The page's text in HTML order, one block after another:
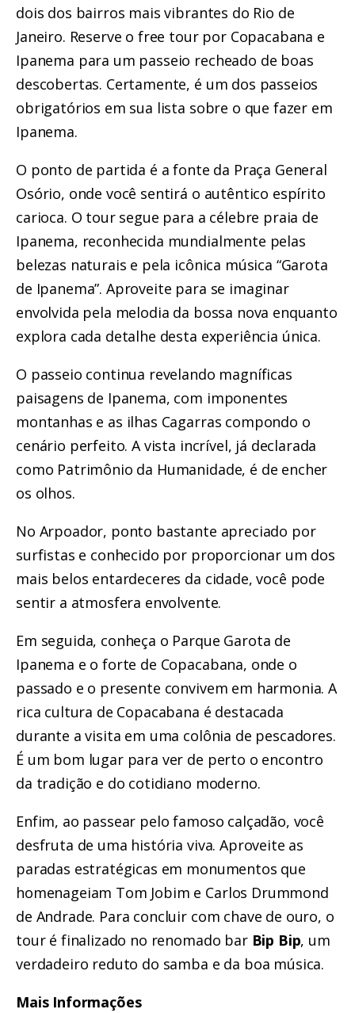
dois dos bairros mais vibrantes do Rio de
Janeiro. Reserve o free tour por Copacabana e
Ipanema para um passeio recheado de boas
descobertas. Certamente, é um dos passeios
obrigatórios em sua lista sobre o que fazer em
Ipanema.
O ponto de partida é a fonte da Praça General
Osório, onde você sentirá o autêntico espírito
carioca. O tour segue para a célebre praia de
Ipanema, reconhecida mundialmente pelas
belezas naturais e pela icônica música “Garota
de Ipanema”. Aproveite para se imaginar
envolvida pela melodia da bossa nova enquanto
explora cada detalhe desta experiência única.
O passeio continua revelando magníficas
paisagens de Ipanema, com imponentes
montanhas e as ilhas Cagarras compondo o
cenário perfeito. A vista incrível, já declarada
como Patrimônio da Humanidade, é de encher
os olhos.
No Arpoador, ponto bastante apreciado por
surfistas e conhecido por proporcionar um dos
mais belos entardeceres da cidade, você pode
sentir a atmosfera envolvente.
Em seguida, conheça o Parque Garota de
Ipanema e o forte de Copacabana, onde o
passado e o presente convivem em harmonia. A
rica cultura de Copacabana é destacada
durante a visita em uma colônia de pescadores.
É um bom lugar para ver de perto o encontro
da tradição e do cotidiano moderno.
Enfim, ao passear pelo famoso calçadão, você
desfruta de uma história viva. Aproveite as
paradas estratégicas em monumentos que
homenageiam Tom Jobim e Carlos Drummond
de Andrade. Para concluir com chave de ouro, o
tour é finalizado no renomado bar Bip Bip, um
verdadeiro reduto do samba e da boa música.
Mais Informações